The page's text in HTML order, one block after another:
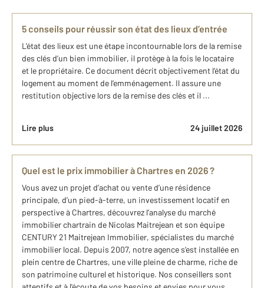
5 conseils pour réussir son état des lieux d’entrée
L'état des lieux est une étape incontournable lors de la remise
des clés d’un bien immobilier, il protège à la fois le locataire
et le propriétaire. Ce document décrit objectivement l’état du
logement au moment de l’emménagement. Il assure une
restitution objective lors de la remise des clés et il ...
Lire plus 24 juillet 2026
Quel est le prix immobilier à Chartres en 2026 ?
Vous avez un projet d’achat ou vente d’une résidence
principale, d’un pied-à-terre, un investissement locatif en
perspective à Chartres, découvrez l’analyse du marché
immobilier chartrain de Nicolas Maitrejean et son équipe
CENTURY 21 Maitrejean Immobilier, spécialistes du marché
immobilier local. Depuis 2007, notre agence s’est installée en
plein centre de Chartres, une ville pleine de charme, riche de
son patrimoine culturel et historique. Nos conseillers sont